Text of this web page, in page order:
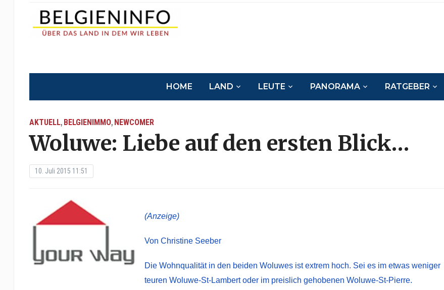
HOME LAND LEUTE PANORAMA RATGEBER
AKTUELL, BELGIENIMMO, NEWCOMER
Woluwe: Liebe auf den ersten Blick…
10. Juli 2015 11:51
(Anzeige)
Von Christine Seeber
Die Wohnqualität in den beiden Woluwes ist extrem hoch. Sei es im etwas weniger
teuren Woluwe-St-Lambert oder im preislich gehobenen Woluwe-St-Pierre.